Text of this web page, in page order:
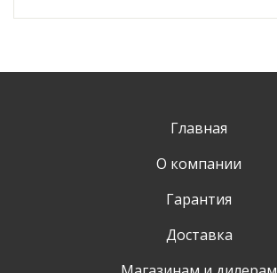
Главная
О компании
Гарантия
Доставка